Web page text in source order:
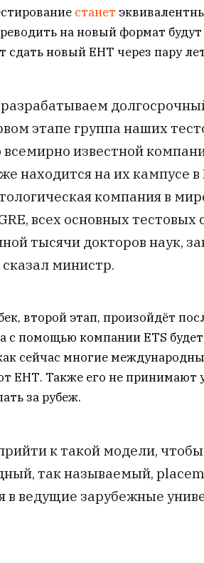
станет
на новый формат
новый ЕНТ через пару
этапе группа наших
всемирно известной
находится на их кампусе
компания в
всех основных
тысячи докторов наук,
министр.
второй этап, произойдёт
с помощью компании ETS
сейчас многие
ЕНТ. Также его не принимают
за рубеж.
к такой модели,
так называемый,
в ведущие зарубежные